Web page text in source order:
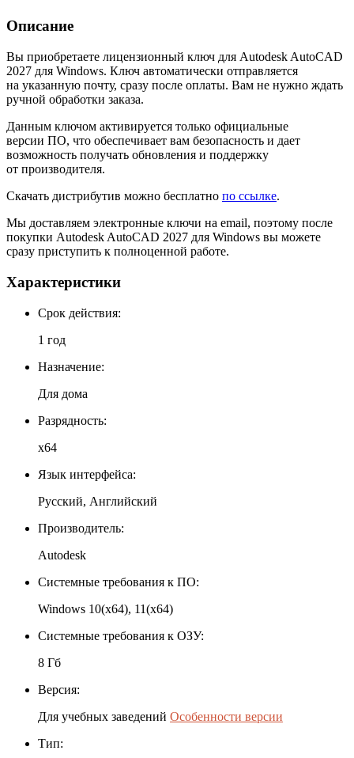
Описание
Вы приобретаете лицензионный ключ для Autodesk AutoCAD
2027 для Windows. Ключ автоматически отправляется
на указанную почту, сразу после оплаты. Вам не нужно ждать
ручной обработки заказа.
Данным ключом активируется только официальные
версии ПО, что обеспечивает вам безопасность и дает
возможность получать обновления и поддержку
от производителя.
Скачать дистрибутив можно бесплатно по ссылке.
Мы доставляем электронные ключи на email, поэтому после
покупки Autodesk AutoCAD 2027 для Windows вы можете
сразу приступить к полноценной работе.
Характеристики
Cрок действия:
1 год
Назначение:
Для дома
Разрядность:
x64
Язык интерфейса:
Русский, Английский
Производитель:
Autodesk
Системные требования к ПО:
Windows 10(x64), 11(x64)
Системные требования к ОЗУ:
8 Гб
Версия:
Для учебных заведений Особенности версии
Тип: